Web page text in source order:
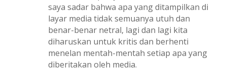
saya sadar bahwa apa yang ditampilkan di
layar media tidak semuanya utuh dan
benar-benar netral, lagi dan lagi kita
diharuskan untuk kritis dan berhenti
menelan mentah-mentah setiap apa yang
diberitakan oleh media.